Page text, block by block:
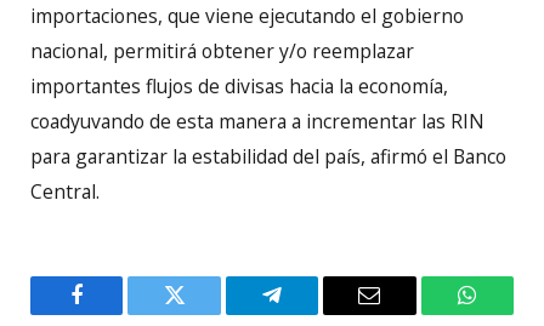
importaciones, que viene ejecutando el gobierno
nacional, permitirá obtener y/o reemplazar
importantes flujos de divisas hacia la economía,
coadyuvando de esta manera a incrementar las RIN
para garantizar la estabilidad del país, afirmó el Banco
Central.
Facebook Twitter Telegram Email